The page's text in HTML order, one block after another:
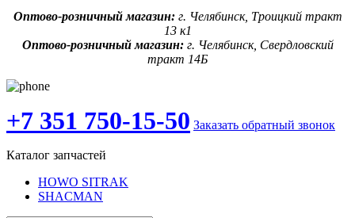
Оптово-розничный магазин: г. Челябинск, Троицкий тракт
13 к1
Оптово-розничный магазин:г. Челябинск, Свердловский
тракт 14Б
+7 351 750-15-50 Заказать обратный звонок
Каталог запчастей
HOWO SITRAK
SHACMAN